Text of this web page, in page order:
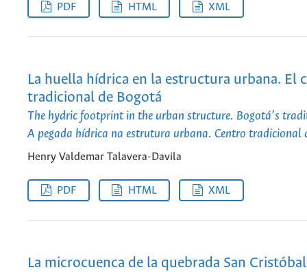
PDF HTML XML
La huella hídrica en la estructura urbana. El
tradicional de Bogotá
The hydric footprint in the urban structure. Bogotá’s
A pegada hídrica na estrutura urbana. Centro tradicional
Henry Valdemar Talavera-Davila
PDF HTML XML
La microcuenca de la quebrada San